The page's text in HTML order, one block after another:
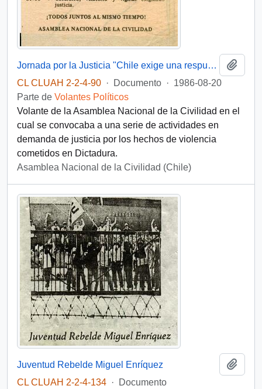
Jornada por la Justicia "Chile exige una respuesta"
CL CLUAH 2-2-4-90 · Documento · 1986-08-20
Parte de Volantes Políticos
Volante de la Asamblea Nacional de la Civilidad en el
cual se convocaba a una serie de actividades en
demanda de justicia por los hechos de violencia
cometidos en Dictadura.
Asamblea Nacional de la Civilidad (Chile)
Juventud Rebelde Miguel Enríquez
CL CLUAH 2-2-4-134 ·
Documento